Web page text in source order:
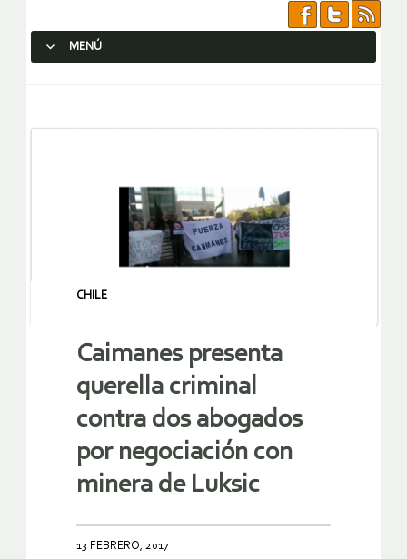
MENÚ
CHILE
Caimanes presenta
querella criminal
contra dos abogados
por negociación con
minera de Luksic
13 FEBRERO, 2017